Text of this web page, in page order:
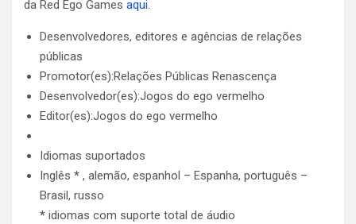
da Red Ego Games aqui.
Desenvolvedores, editores e agências de relações
públicas
Promotor(es):Relações Públicas Renascença
Desenvolvedor(es):Jogos do ego vermelho
Editor(es):Jogos do ego vermelho
Idiomas suportados
Inglês * , alemão, espanhol – Espanha, português –
Brasil, russo
* idiomas com suporte total de áudio